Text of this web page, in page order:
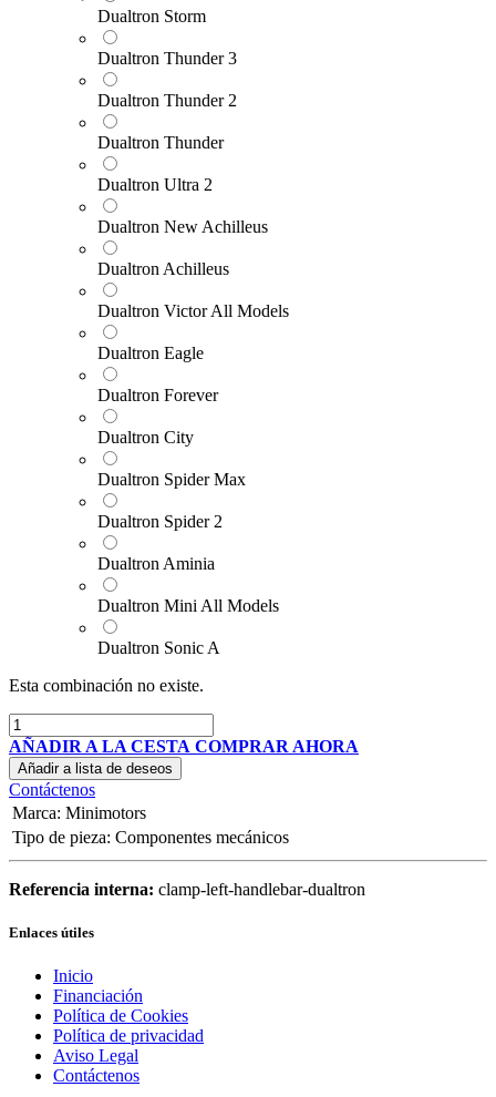
Dualtron Storm
Dualtron Thunder 3
Dualtron Thunder 2
Dualtron Thunder
Dualtron Ultra 2
Dualtron New Achilleus
Dualtron Achilleus
Dualtron Victor All Models
Dualtron Eagle
Dualtron Forever
Dualtron City
Dualtron Spider Max
Dualtron Spider 2
Dualtron Aminia
Dualtron Mini All Models
Dualtron Sonic A
Esta combinación no existe.
AÑADIR A LA CESTA COMPRAR AHORA
Añadir a lista de deseos
Contáctenos
Marca: Minimotors
Tipo de pieza: Componentes mecánicos
Referencia interna: clamp-left-handlebar-dualtron
Enlaces útiles
Inicio
Financiación
Política de Cookies
Política de privacidad
Aviso Legal
Contáctenos